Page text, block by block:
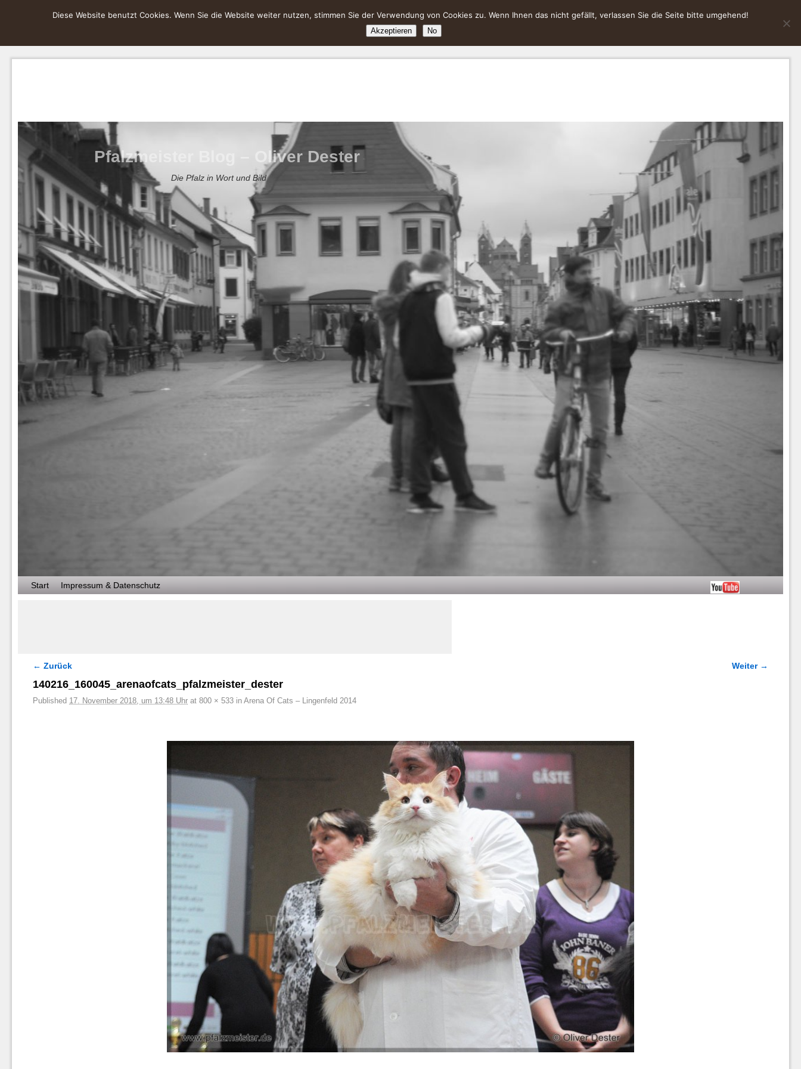
Pfalzmeister Blog – Oliver Dester
Die Pfalz in Wort und Bild
Zum Inhalt wechseln
Zum sekundären Inhalt wechseln
Start Impressum & Datenschutz
Bilder-Navigation
← Zurück Weiter →
140216_160045_arenaofcats_pfalzmeister_dester
Published 17. November 2018, um 13:48 Uhr at 800 × 533 in Arena Of Cats – Lingenfeld 2014
Diese Website benutzt Cookies. Wenn Sie die Website weiter nutzen, stimmen Sie der Verwendung von Cookies zu. Wenn Ihnen das nicht gefällt, verlassen Sie die Seite bitte umgehend!
Akzeptieren No